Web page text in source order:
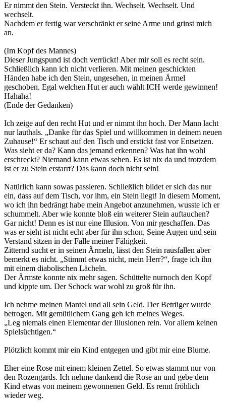
Er nimmt den Stein. Versteckt ihn. Wechselt. Wechselt. Und
wechselt.
Nachdem er fertig war verschränkt er seine Arme und grinst mich
an.
(Im Kopf des Mannes)
Dieser Jungspund ist doch verrückt! Aber mir soll es recht sein.
Schließlich kann ich nicht verlieren. Mit meinen geschickten
Händen habe ich den Stein, ungesehen, in meinen Ärmel
geschoben. Egal welchen Hut er auch wählt ICH werde gewinnen!
Hahaha!
(Ende der Gedanken)
Ich zeige auf den recht Hut und er nimmt ihn hoch. Der Mann lacht
nur lauthals. „Danke für das Spiel und willkommen in deinem neuen
Zuhause!“ Er schaut auf den Tisch und erstickt fast vor Entsetzen.
Was sieht er da? Kann das jemand erkennen? Was hat ihn wohl
erschreckt? Niemand kann etwas sehen. Es ist nix da und trotzdem
ist er zu Stein erstarrt? Das kann doch nicht sein!
Natürlich kann sowas passieren. Schließlich bildet er sich das nur
ein, dass auf dem Tisch, vor ihm, ein Stein liegt! In diesem Moment,
wo ich ihn bedrängt habe mein Angebot anzunehmen, wusste ich er
schummelt. Aber wie konnte bloß ein weiterer Stein auftauchen?
Gar nicht! Denn es ist nur eine Illusion. Von mir geschaffen. Das
was er sieht ist nicht echt aber für ihn schon. Seine Augen und sein
Verstand sitzen in der Falle meiner Fähigkeit.
Zitternd sucht er in seinen Ärmeln, lässt den Stein rausfallen aber
bemerkt es nicht. „Stimmt etwas nicht, mein Herr?“, frage ich ihn
mit einem diabolischen Lächeln.
Der Ärmste konnte nix mehr sagen. Schüttelte nurnoch den Kopf
und kippte um. Der Schock war wohl zu groß für ihn.
Ich nehme meinen Mantel und all sein Geld. Der Betrüger wurde
betrogen. Mit gemütlichem Gang geh ich meines Weges.
„Leg niemals einen Elementar der Illusionen rein. Vor allem keinen
Spielsüchtigen.“
Plötzlich kommt mir ein Kind entgegen und gibt mir eine Blume.
Eher eine Rose mit einem kleinen Zettel. So etwas stammt nur von
den Rozengards. Ich nehme dankend die Rose an und gebe dem
Kind etwas von meinem gewonnenen Geld. Es rennt fröhlich
wieder weg.